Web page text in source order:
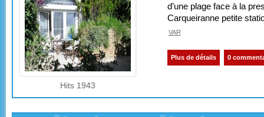
Hits 1943
d’une plage face à la
Carqueiranne petite
VAR
Plus de détails 0